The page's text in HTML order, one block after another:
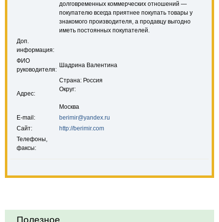
долговременных коммерческих отношений —
покупателю всегда приятнее покупать товары у
знакомого производителя, а продавцу выгодно
иметь постоянных покупателей.
Доп.
информация:
ФИО
руководителя:
Шадрина Валентина
Адрес:
Страна: Россия
Округ:
Москва
E-mail:
berimir@yandex.ru
Сайт:
http://berimir.com
Телефоны,
факсы:
Полезное